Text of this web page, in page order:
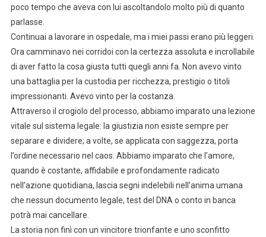
poco tempo che aveva con lui ascoltandolo molto più di quanto
parlasse.
Continuai a lavorare in ospedale, ma i miei passi erano più leggeri.
Ora camminavo nei corridoi con la certezza assoluta e incrollabile
di aver fatto la cosa giusta tutti quegli anni fa. Non avevo vinto
una battaglia per la custodia per ricchezza, prestigio o titoli
impressionanti. Avevo vinto per la costanza.
Attraverso il crogiolo del processo, abbiamo imparato una lezione
vitale sul sistema legale: la giustizia non esiste sempre per
separare e dividere; a volte, se applicata con saggezza, porta
l’ordine necessario nel caos. Abbiamo imparato che l’amore,
quando è costante, affidabile e profondamente radicato
nell’azione quotidiana, lascia segni indelebili nell’anima umana
che nessun documento legale, test del DNA o conto in banca
potrà mai cancellare.
La storia non finì con un vincitore trionfante e uno sconfitto